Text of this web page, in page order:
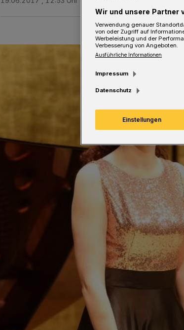
Wir und unsere Partner
Verwendung genauer
von oder Zugriff auf
Werbeleistung und der
Verbesserung von Angeboten.
Ausführliche Informationen
Impressum
Datenschutz
Einstellungen